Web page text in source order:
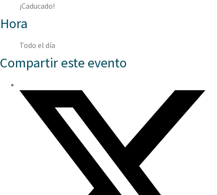
¡Caducado!
Hora
Todo el día
Compartir este evento